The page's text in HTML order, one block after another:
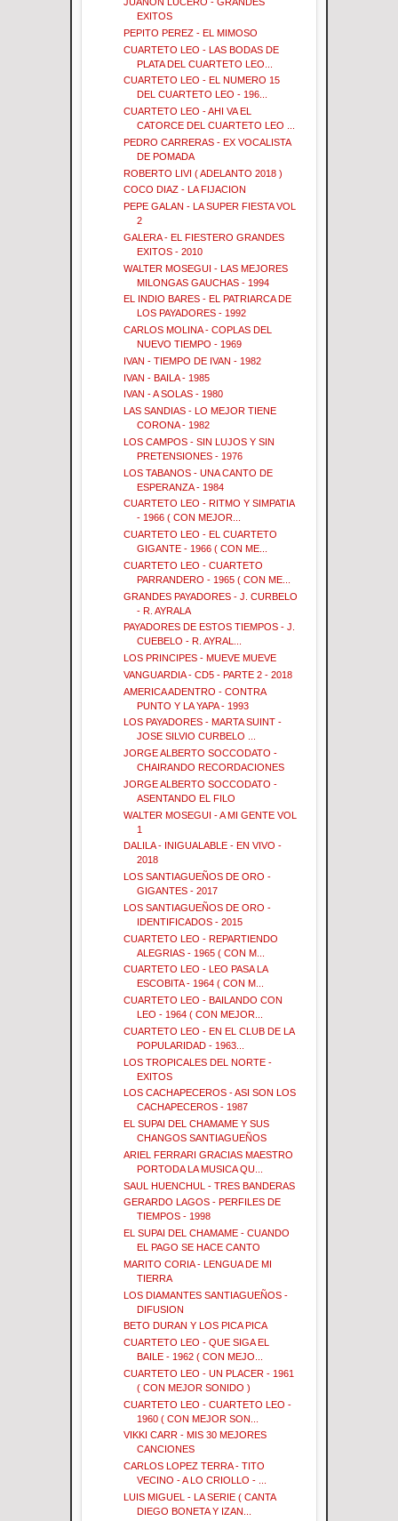
EXITOS
PEPITO PEREZ - EL MIMOSO
CUARTETO LEO - LAS BODAS DE
PLATA DEL CUARTETO LEO...
CUARTETO LEO - EL NUMERO 15
DEL CUARTETO LEO - 196...
CUARTETO LEO - AHI VA EL
CATORCE DEL CUARTETO LEO ...
PEDRO CARRERAS - EX VOCALISTA
DE POMADA
ROBERTO LIVI ( ADELANTO 2018 )
COCO DIAZ - LA FIJACION
PEPE GALAN - LA SUPER FIESTA VOL
2
GALERA - EL FIESTERO GRANDES
EXITOS - 2010
WALTER MOSEGUI - LAS MEJORES
MILONGAS GAUCHAS - 1994
EL INDIO BARES - EL PATRIARCA DE
LOS PAYADORES - 1992
CARLOS MOLINA - COPLAS DEL
NUEVO TIEMPO - 1969
IVAN - TIEMPO DE IVAN - 1982
IVAN - BAILA - 1985
IVAN - A SOLAS - 1980
LAS SANDIAS - LO MEJOR TIENE
CORONA - 1982
LOS CAMPOS - SIN LUJOS Y SIN
PRETENSIONES - 1976
LOS TABANOS - UNA CANTO DE
ESPERANZA - 1984
CUARTETO LEO - RITMO Y SIMPATIA
- 1966 ( CON MEJOR...
CUARTETO LEO - EL CUARTETO
GIGANTE - 1966 ( CON ME...
CUARTETO LEO - CUARTETO
PARRANDERO - 1965 ( CON ME...
GRANDES PAYADORES - J. CURBELO
- R. AYRALA
PAYADORES DE ESTOS TIEMPOS - J.
CUEBELO - R. AYRAL...
LOS PRINCIPES - MUEVE MUEVE
VANGUARDIA - CD5 - PARTE 2 - 2018
AMERICA ADENTRO - CONTRA
PUNTO Y LA YAPA - 1993
LOS PAYADORES - MARTA SUINT -
JOSE SILVIO CURBELO ...
JORGE ALBERTO SOCCODATO -
CHAIRANDO RECORDACIONES
JORGE ALBERTO SOCCODATO -
ASENTANDO EL FILO
WALTER MOSEGUI - A MI GENTE VOL
1
DALILA - INIGUALABLE - EN VIVO -
2018
LOS SANTIAGUEÑOS DE ORO -
GIGANTES - 2017
LOS SANTIAGUEÑOS DE ORO -
IDENTIFICADOS - 2015
CUARTETO LEO - REPARTIENDO
ALEGRIAS - 1965 ( CON M...
CUARTETO LEO - LEO PASA LA
ESCOBITA - 1964 ( CON M...
CUARTETO LEO - BAILANDO CON
LEO - 1964 ( CON MEJOR...
CUARTETO LEO - EN EL CLUB DE LA
POPULARIDAD - 1963...
LOS TROPICALES DEL NORTE -
EXITOS
LOS CACHAPECEROS - ASI SON LOS
CACHAPECEROS - 1987
EL SUPAI DEL CHAMAME Y SUS
CHANGOS SANTIAGUEÑOS
ARIEL FERRARI GRACIAS MAESTRO
PORTODA LA MUSICA QU...
SAUL HUENCHUL - TRES BANDERAS
GERARDO LAGOS - PERFILES DE
TIEMPOS - 1998
EL SUPAI DEL CHAMAME - CUANDO
EL PAGO SE HACE CANTO
MARITO CORIA - LENGUA DE MI
TIERRA
LOS DIAMANTES SANTIAGUEÑOS -
DIFUSION
BETO DURAN Y LOS PICA PICA
CUARTETO LEO - QUE SIGA EL
BAILE - 1962 ( CON MEJO...
CUARTETO LEO - UN PLACER - 1961
( CON MEJOR SONIDO )
CUARTETO LEO - CUARTETO LEO -
1960 ( CON MEJOR SON...
VIKKI CARR - MIS 30 MEJORES
CANCIONES
CARLOS LOPEZ TERRA - TITO
VECINO - A LO CRIOLLO - ...
LUIS MIGUEL - LA SERIE ( CANTA
DIEGO BONETA Y IZAN...